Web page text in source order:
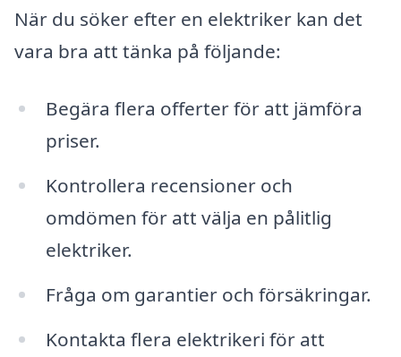
När du söker efter en elektriker kan det
vara bra att tänka på följande:
Begära flera offerter för att jämföra
priser.
Kontrollera recensioner och
omdömen för att välja en pålitlig
elektriker.
Fråga om garantier och försäkringar.
Kontakta flera elektrikeri för att